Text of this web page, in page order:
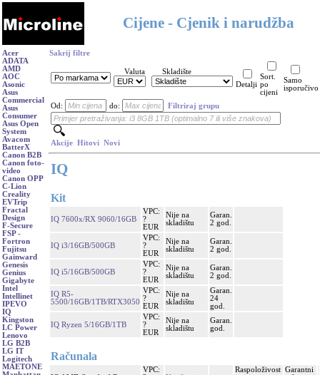
Cijene - Cjenik i narudžba
Acer
ADATA
AMD
AOC
Asonic
Asus
Commercial
Asus
Consumer
Asus Open
System
Avacom
BatterX
Canon B2B
Canon foto-
video
Canon OPP
C-Lion
Creality
EVTrip
Fractal
Design
F-Secure
FSP -
Fortron
Fujitsu
Gainward
Genesis
Genius
Gigabyte
Intel
Intellinet
IPEVO
IQ
Kingston
LC Power
Lenovo
LG B2B
LG IT
Logitech
MAETONE
Sakrij filtre
Valuta
Skladište
Detalji
Sort.
po
cijeni
Samo
isporučivo
Od: do: Filtriraj grupu
Akcije Hitovi Novi
IQ
Kit
IQ 7600x/RX 9060/16GB
VPC:
?
EUR
Nije na
skladištu
Garan.
2 god.
IQ i3/16GB/500GB
VPC:
?
EUR
Nije na
skladištu
Garan.
2 god.
IQ i5/16GB/500GB
VPC:
?
EUR
Nije na
skladištu
Garan.
2 god.
IQ R5-
5500/16GB/1TB/RTX3050
VPC:
?
EUR
Nije na
skladištu
Garan.
24
god.
IQ Ryzen 5/16GB/1TB
VPC:
?
EUR
Nije na
skladištu
Garan.
god.
Računala
VPC:
Raspoloživost Garantni